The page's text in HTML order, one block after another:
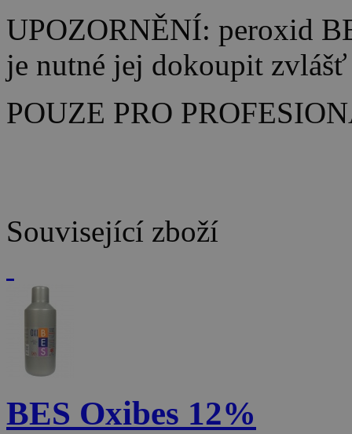
UPOZORNĚNÍ: peroxid
je nutné jej dokoupit zvlášť
POUZE PRO
Související zboží
BES Oxibes 12%